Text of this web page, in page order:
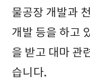
물공장 개발과
개발 등을 하고
을 받고 대마 관
습니다.